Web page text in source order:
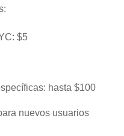
$5
hasta $100
nuevos usuarios